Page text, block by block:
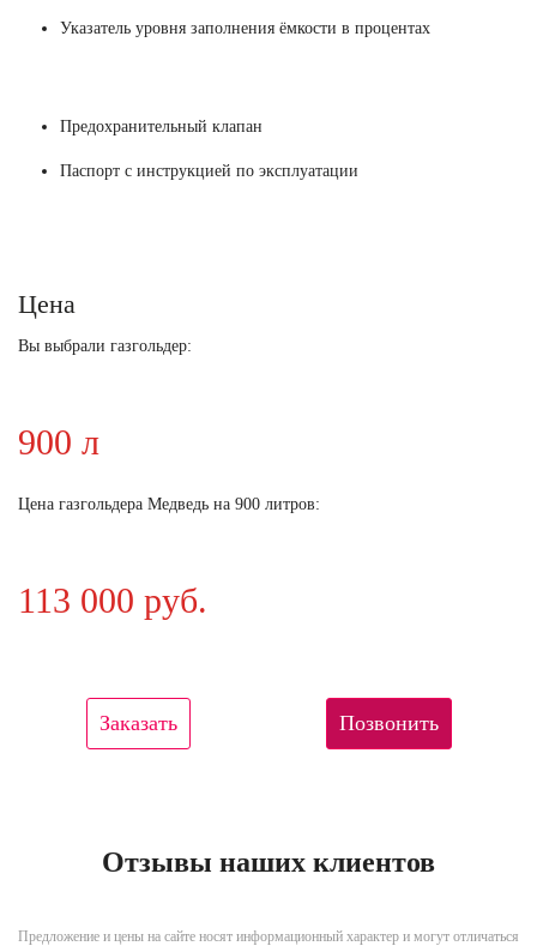
Указатель уровня заполнения ёмкости в процентах
Предохранительный клапан
Паспорт с инструкцией по эксплуатации
Цена
Вы выбрали газгольдер:
900 л
Цена газгольдера Медведь на 900 литров:
113 000 руб.
Заказать Позвонить
Отзывы наших клиентов
Предложение и цены на сайте носят информационный характер и могут отличаться